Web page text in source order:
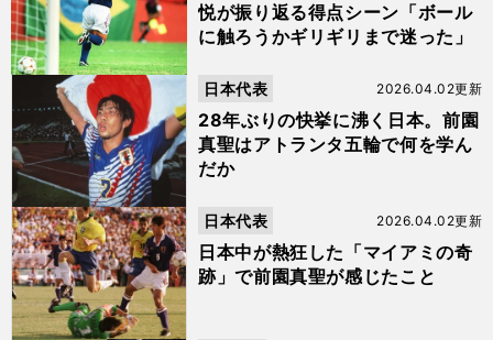
悦が振り返る得点シーン「ボール
に触ろうかギリギリまで迷った」
28年ぶりの快挙に沸く日本。前園
真聖はアトランタ五輪で何を学ん
だか
2026.04.02更新
日本代表
日本中が熱狂した「マイアミの奇
跡」で前園真聖が感じたこと
2026.04.02更新
日本代表